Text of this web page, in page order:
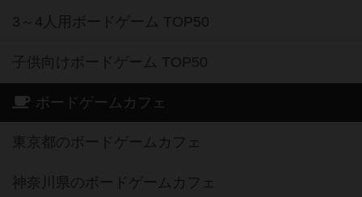
3～4人用ボードゲーム TOP50
子供向けボードゲーム TOP50
ボードゲームカフェ
東京都のボードゲームカフェ
神奈川県のボードゲームカフェ